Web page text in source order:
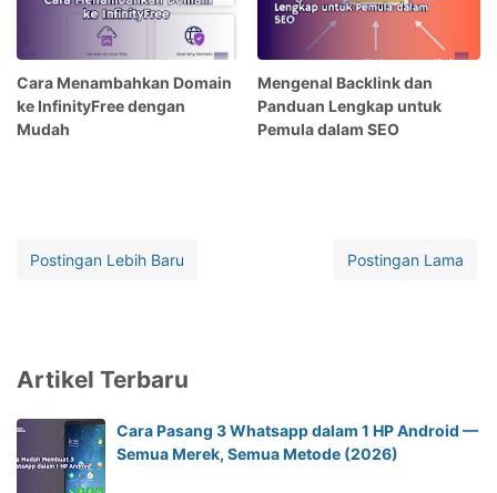
Cara Menambahkan Domain
ke InfinityFree dengan
Mudah
Mengenal Backlink dan
Panduan Lengkap untuk
Pemula dalam SEO
Postingan Lebih Baru Postingan Lama
Artikel Terbaru
Cara Pasang 3 Whatsapp dalam 1 HP Android —
Semua Merek, Semua Metode (2026)